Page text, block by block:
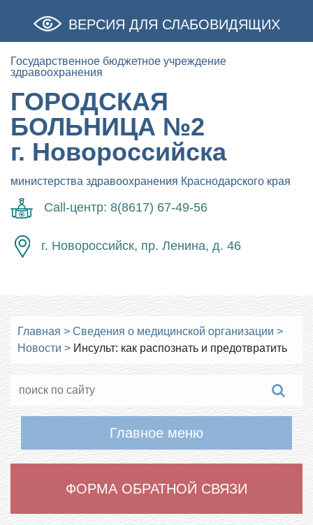
ВЕРСИЯ ДЛЯ СЛАБОВИДЯЩИХ
Государственное бюджетное учреждение
здравоохранения
ГОРОДСКАЯ
БОЛЬНИЦА №2
г. Новороссийска
министерства здравоохранения Краснодарского края
Call-центр: 8(8617) 67-49-56
г. Новороссийск, пр. Ленина, д. 46
Главная > Сведения о медицинской организации >
Новости > Инсульт: как распознать и предотвратить
Главное меню
ФОРМА ОБРАТНОЙ СВЯЗИ